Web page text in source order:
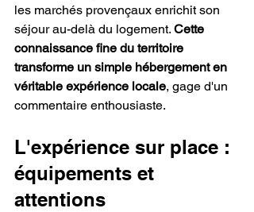
les marchés provençaux enrichit son
séjour au-delà du logement. Cette
connaissance fine du territoire
transforme un simple hébergement en
véritable expérience locale, gage d'un
commentaire enthousiaste.
L'expérience sur place :
équipements et
attentions